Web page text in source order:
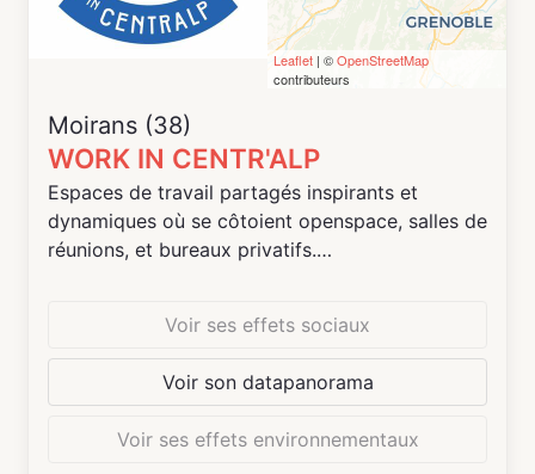
Leaflet | ©OpenStreetMap
contributeurs
Moirans (38)
WORK IN CENTR'ALP
Espaces de travail partagés inspirants et
dynamiques où se côtoient openspace, salles de
réunions, et bureaux privatifs.
Venez découvrir notre espace au cœur de
Centr'Alp !
échanges et à l'innovation, construit autour
Voir ses effets sociaux
Voir son datapanorama
Voir ses effets environnementaux